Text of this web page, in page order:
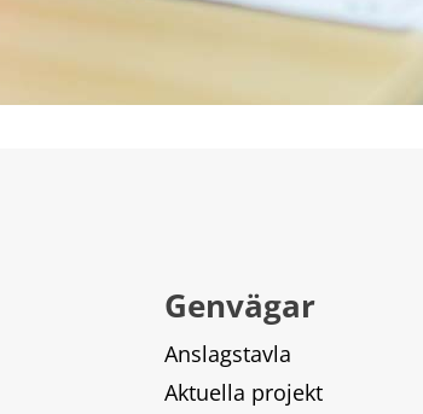
Genvägar
Anslagstavla
Aktuella projekt